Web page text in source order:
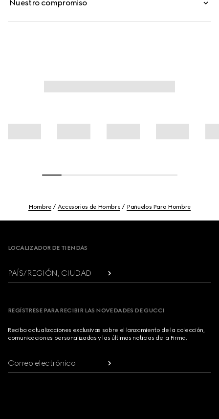
Nuestro compromiso
Hombre Accesorios de Hombre Pañuelos Para Hombre
LOCALIZADOR DE TIENDAS
PAÍS/REGIÓN, CIUDAD
REGÍSTRESE PARA RECIBIR LAS NOVEDADES DE GUCCI
Reciba actualizaciones exclusivas sobre el lanzamiento de la colección,
comunicaciones personalizadas y las últimas noticias de la Firma.
Correo electrónico